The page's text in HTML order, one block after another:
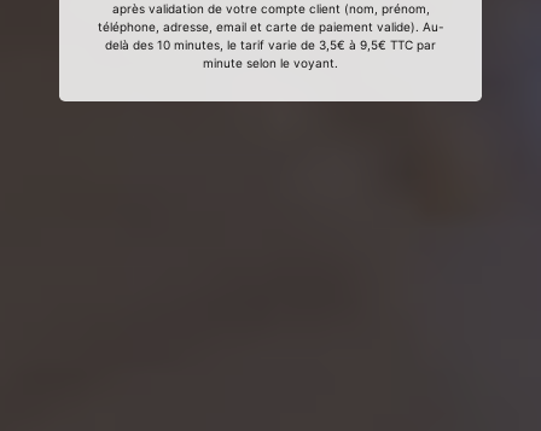
après validation de votre compte client (nom, prénom,
téléphone, adresse, email et carte de paiement valide). Au-
delà des 10 minutes, le tarif varie de 3,5€ à 9,5€ TTC par
minute selon le voyant.